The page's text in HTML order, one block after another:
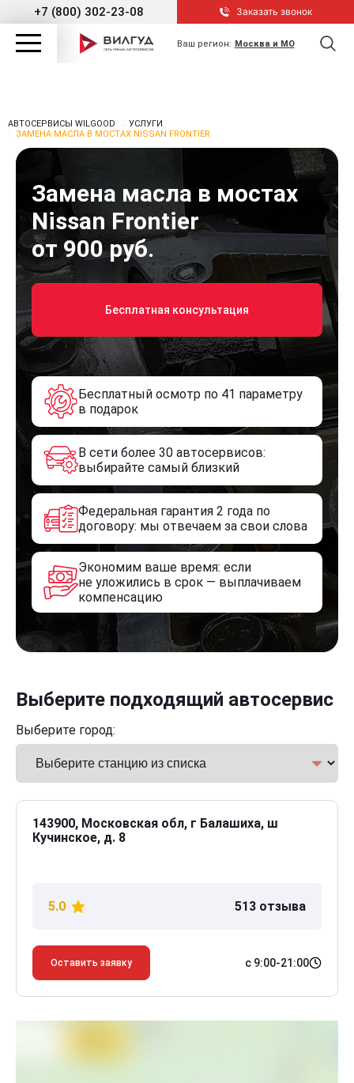
+7 (800) 302-23-08 Заказать звонок
Ваш регион: Москва и МО
АВТОСЕРВИСЫ WILGOOD
УСЛУГИ
ЗАМЕНА МАСЛА В МОСТАХ NISSAN FRONTIER
Замена масла в мостах
Nissan Frontier
от 900 руб.
Бесплатная консультация
Бесплатный осмотр по 41 параметру
в подарок
В сети более 30 автосервисов:
выбирайте самый близкий
Федеральная гарантия 2 года по
договору: мы отвечаем за свои слова
Экономим ваше время: если
не уложились в срок — выплачиваем
компенсацию
Выберите подходящий автосервис
Выберите город:
143900, Московская обл, г Балашиха, ш
Кучинское, д. 8
5.0 513 отзыва
Оставить заявку с 9:00-21:00